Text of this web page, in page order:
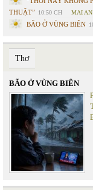
THUẬT” 10:50 CH MAI
BÃO Ở VÙNG BIÊN
Thơ
BÃO Ở VÙNG BIÊN